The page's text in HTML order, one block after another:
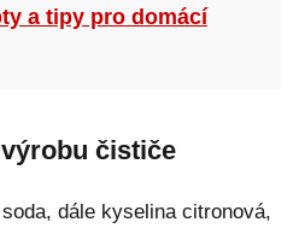
a tipy pro domácí
čističe
dále kyselina citronová,